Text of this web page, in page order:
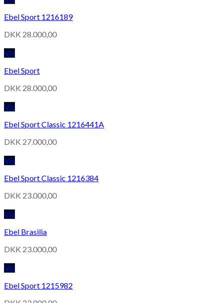
Ebel Sport 1216189
DKK 28.000,00
Vis
Ebel Sport
DKK 28.000,00
Vis
Ebel Sport Classic 1216441A
DKK 27.000,00
Vis
Ebel Sport Classic 1216384
DKK 23.000,00
Vis
Ebel Brasilia
DKK 23.000,00
Vis
Ebel Sport 1215982